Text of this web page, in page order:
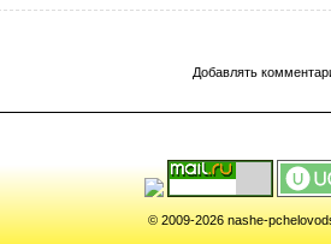
Добавлять
© 2009-2026 nashe-